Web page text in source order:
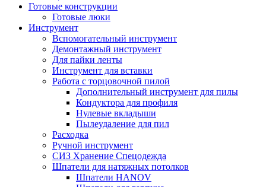
Готовые конструкции
Готовые люки
Инструмент
Вспомогательный инструмент
Демонтажный инструмент
Для пайки ленты
Инструмент для вставки
Работа с торцовочной пилой
Дополнительный инструмент для пилы
Кондуктора для профиля
Нулевые вкладыши
Пылеудаление для пил
Расходка
Ручной инструмент
СИЗ Хранение Спецодежда
Шпатели для натяжных потолков
Шпатели HANOV